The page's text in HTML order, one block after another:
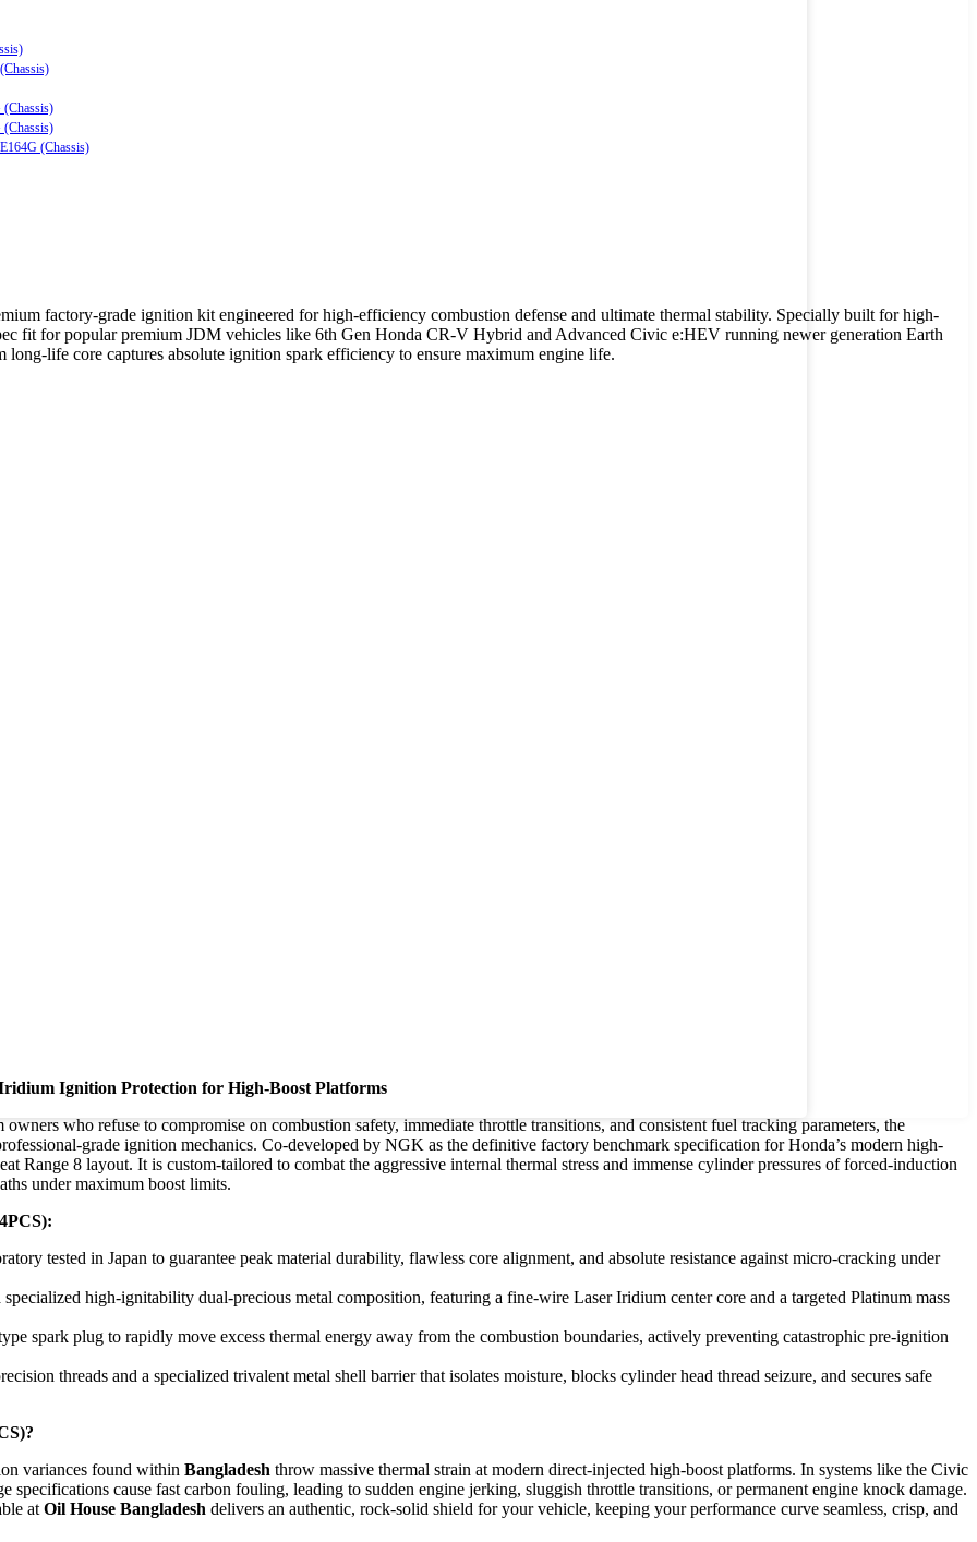
(Chassis)
(Chassis)
(Chassis)
factory-grade ignition kit engineered for high-efficiency combustion defense and ultimate thermal stability. Specially built for high-
fit for popular premium JDM vehicles like 6th Gen Honda CR-V Hybrid and Advanced Civic e:HEV running newer generation Earth
life core captures absolute ignition spark efficiency to ensure maximum engine life.
Ignition Protection for High-Boost Platforms
who refuse to compromise on combustion safety, immediate throttle transitions, and consistent fuel tracking parameters, the
grade ignition mechanics. Co-developed by NGK as the definitive factory benchmark specification for Honda’s modern high-
Range 8 layout. It is custom-tailored to combat the aggressive internal thermal stress and immense cylinder pressures of forced-induction
under maximum boost limits.
tested in Japan to guarantee peak material durability, flawless core alignment, and absolute resistance against micro-cracking under
high-ignitability dual-precious metal composition, featuring a fine-wire Laser Iridium center core and a targeted Platinum mass
spark plug to rapidly move excess thermal energy away from the combustion boundaries, actively preventing catastrophic pre-ignition
threads and a specialized trivalent metal shell barrier that isolates moisture, blocks cylinder head thread seizure, and secures safe
variances found within Bangladesh throw massive thermal strain at modern direct-injected high-boost platforms. In systems like the Civic
cause fast carbon fouling, leading to sudden engine jerking, sluggish throttle transitions, or permanent engine knock damage.
at Oil House Bangladesh delivers an authentic, rock-solid shield for your vehicle, keeping your performance curve seamless, crisp, and